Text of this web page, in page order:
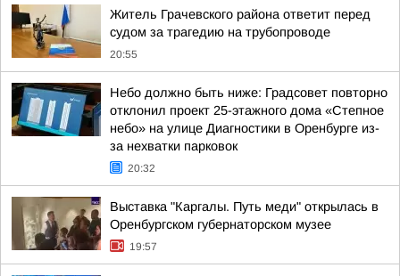
Житель Грачевского района ответит перед
судом за трагедию на трубопроводе
20:55
Небо должно быть ниже: Градсовет повторно
отклонил проект 25-этажного дома «Степное
небо» на улице Диагностики в Оренбурге из-
за нехватки парковок
20:32
Выставка "Каргалы. Путь меди" открылась в
Оренбургском губернаторском музее
19:57